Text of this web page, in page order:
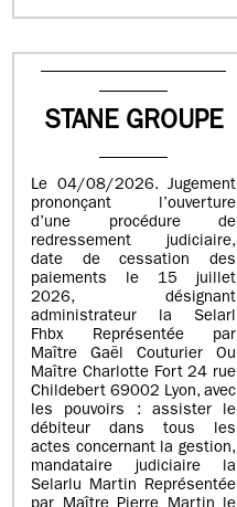
STANE GROUPE
Le 04/08/2026. Jugement
prononçant l’ouverture
d’une procédure de
redressement judiciaire,
date de cessation des
paiements le 15 juillet
2026, désignant
administrateur la Selarl
Fhbx Représentée par
Maître Gaël Couturier Ou
Maître Charlotte Fort 24 rue
Childebert 69002 Lyon, avec
les pouvoirs : assister le
débiteur dans tous les
actes concernant la gestion,
mandataire judiciaire la
Selarlu Martin Représentée